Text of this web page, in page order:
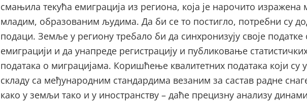
смањила текућа емиграција из региона, која је нарочито изражена
младим, образованим људима. Да би се то постигло, потребни су
подаци. Земље у региону требало би да синхронизују своје податке
емиграцији и да унапреде регистрацију и публиковање
података о миграцијама. Коришћење квалитетних података који су у
складу са међународним стандардима везаним за састав радне
како у земљи тако и у иностранству – даће прецизну анализу